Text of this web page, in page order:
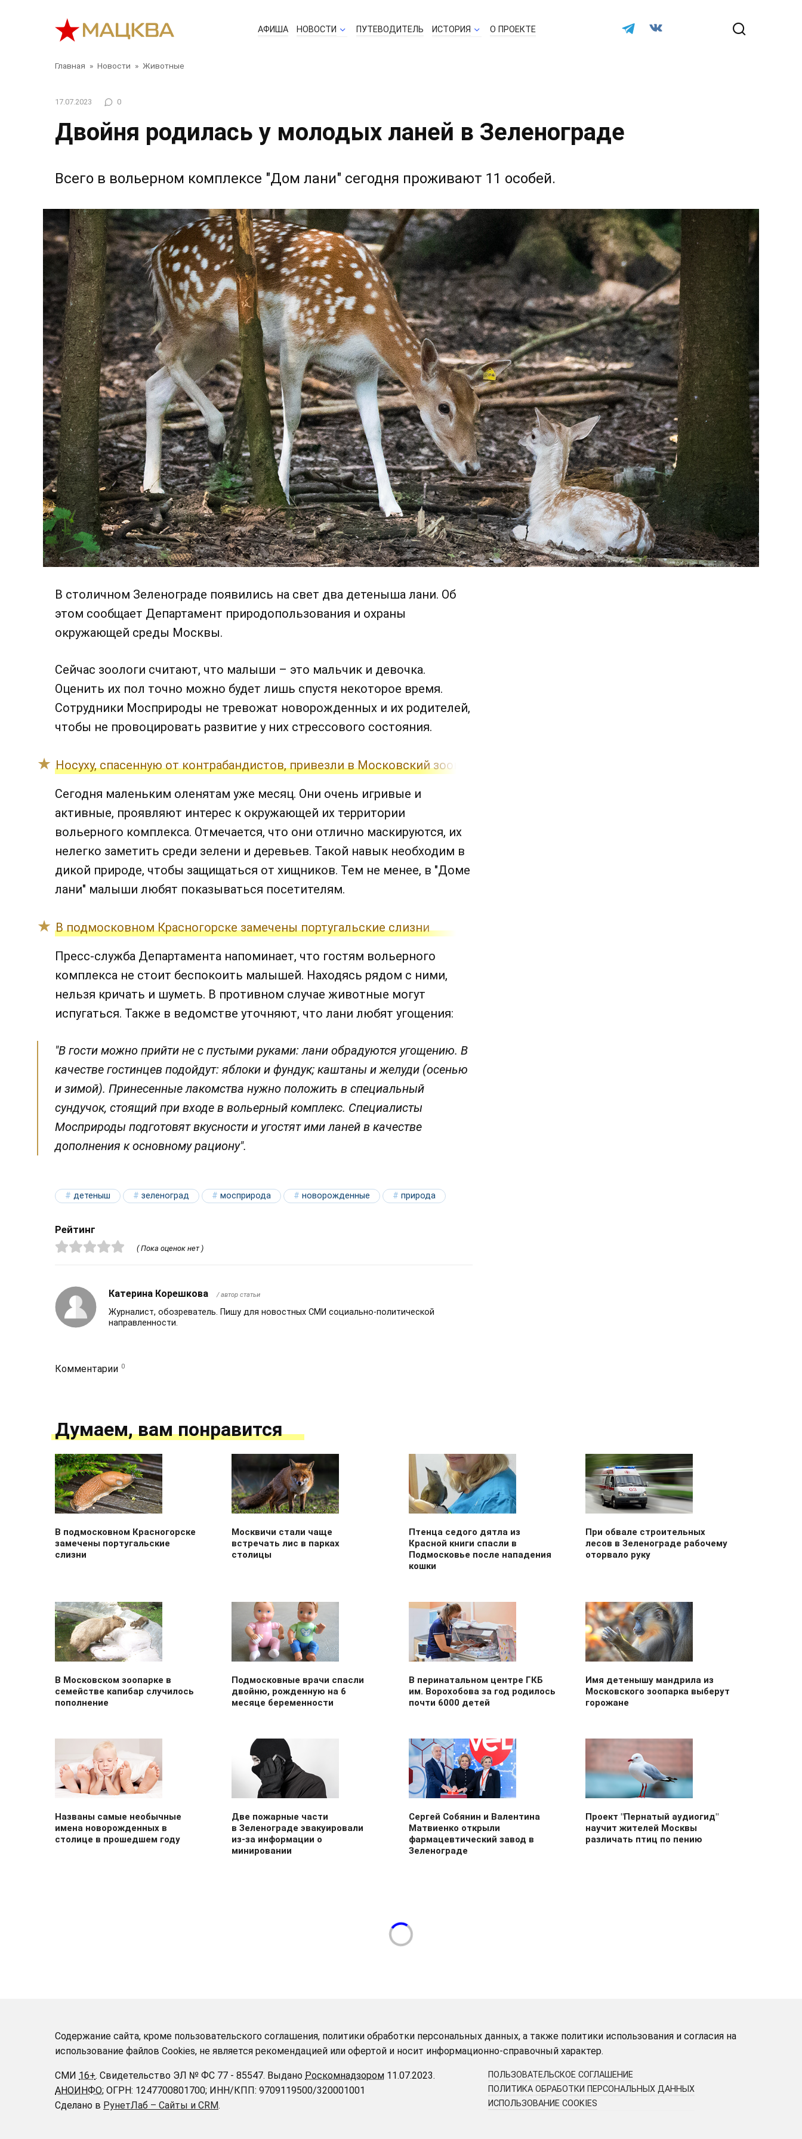
АФИША НОВОСТИ ПУТЕВОДИТЕЛЬ ИСТОРИЯ О ПРОЕКТЕ
Главная » Новости » Животные
17.07.2023 0
Двойня родилась у молодых ланей в Зеленограде
Всего в вольерном комплексе "Дом лани" сегодня проживают 11 особей.
В столичном Зеленограде появились на свет два детеныша лани. Об
этом сообщает Департамент природопользования и охраны
окружающей среды Москвы.
Сейчас зоологи считают, что малыши – это мальчик и девочка.
Оценить их пол точно можно будет лишь спустя некоторое время.
Сотрудники Мосприроды не тревожат новорожденных и их родителей,
чтобы не провоцировать развитие у них стрессового состояния.
Носуху, спасенную от контрабандистов, привезли в Московский зоопарк
Сегодня маленьким оленятам уже месяц. Они очень игривые и
активные, проявляют интерес к окружающей их территории
вольерного комплекса. Отмечается, что они отлично маскируются, их
нелегко заметить среди зелени и деревьев. Такой навык необходим в
дикой природе, чтобы защищаться от хищников. Тем не менее, в "Доме
лани" малыши любят показываться посетителям.
В подмосковном Красногорске замечены португальские слизни
Пресс-служба Департамента напоминает, что гостям вольерного
комплекса не стоит беспокоить малышей. Находясь рядом с ними,
нельзя кричать и шуметь. В противном случае животные могут
испугаться. Также в ведомстве уточняют, что лани любят угощения:
"В гости можно прийти не с пустыми руками: лани обрадуются угощению. В
качестве гостинцев подойдут: яблоки и фундук; каштаны и желуди (осенью
и зимой). Принесенные лакомства нужно положить в специальный
сундучок, стоящий при входе в вольерный комплекс. Специалисты
Мосприроды подготовят вкусности и угостят ими ланей в качестве
дополнения к основному рациону".
детеныш зеленоград мосприрода новорожденные природа
Рейтинг
( Пока оценок нет )
Катерина Корешкова / автор статьи
Журналист, обозреватель. Пишу для новостных СМИ социально-политической
направленности.
Комментарии 0
Думаем, вам понравится
В подмосковном Красногорске
замечены португальские
слизни
Москвичи стали чаще
встречать лис в парках
столицы
Птенца седого дятла из
Красной книги спасли в
Подмосковье после нападения
кошки
При обвале строительных
лесов в Зеленограде рабочему
оторвало руку
В Московском зоопарке в
семействе капибар случилось
пополнение
Подмосковные врачи спасли
двойню, рожденную на 6
месяце беременности
В перинатальном центре ГКБ
им. Ворохобова за год родилось
почти 6000 детей
Имя детенышу мандрила из
Московского зоопарка выберут
горожане
Названы самые необычные
имена новорожденных в
столице в прошедшем году
Две пожарные части
в Зеленограде эвакуировали
из-за информации о
минировании
Сергей Собянин и Валентина
Матвиенко открыли
фармацевтический завод в
Зеленограде
Проект "Пернатый аудиогид"
научит жителей Москвы
различать птиц по пению
Содержание сайта, кроме пользовательского соглашения, политики обработки персональных данных, а также политики использования и согласия на
использование файлов Cookies, не является рекомендацией или офертой и носит информационно-справочный характер.
СМИ 16+. Свидетельство ЭЛ № ФС 77 - 85547. Выдано Роскомнадзором 11.07.2023.
АНОИНФО; ОГРН: 1247700801700; ИНН/КПП: 9709119500/320001001
Сделано в РунетЛаб – Сайты и CRM.
ПОЛЬЗОВАТЕЛЬСКОЕ СОГЛАШЕНИЕ
ПОЛИТИКА ОБРАБОТКИ ПЕРСОНАЛЬНЫХ ДАННЫХ
ИСПОЛЬЗОВАНИЕ COOKIES